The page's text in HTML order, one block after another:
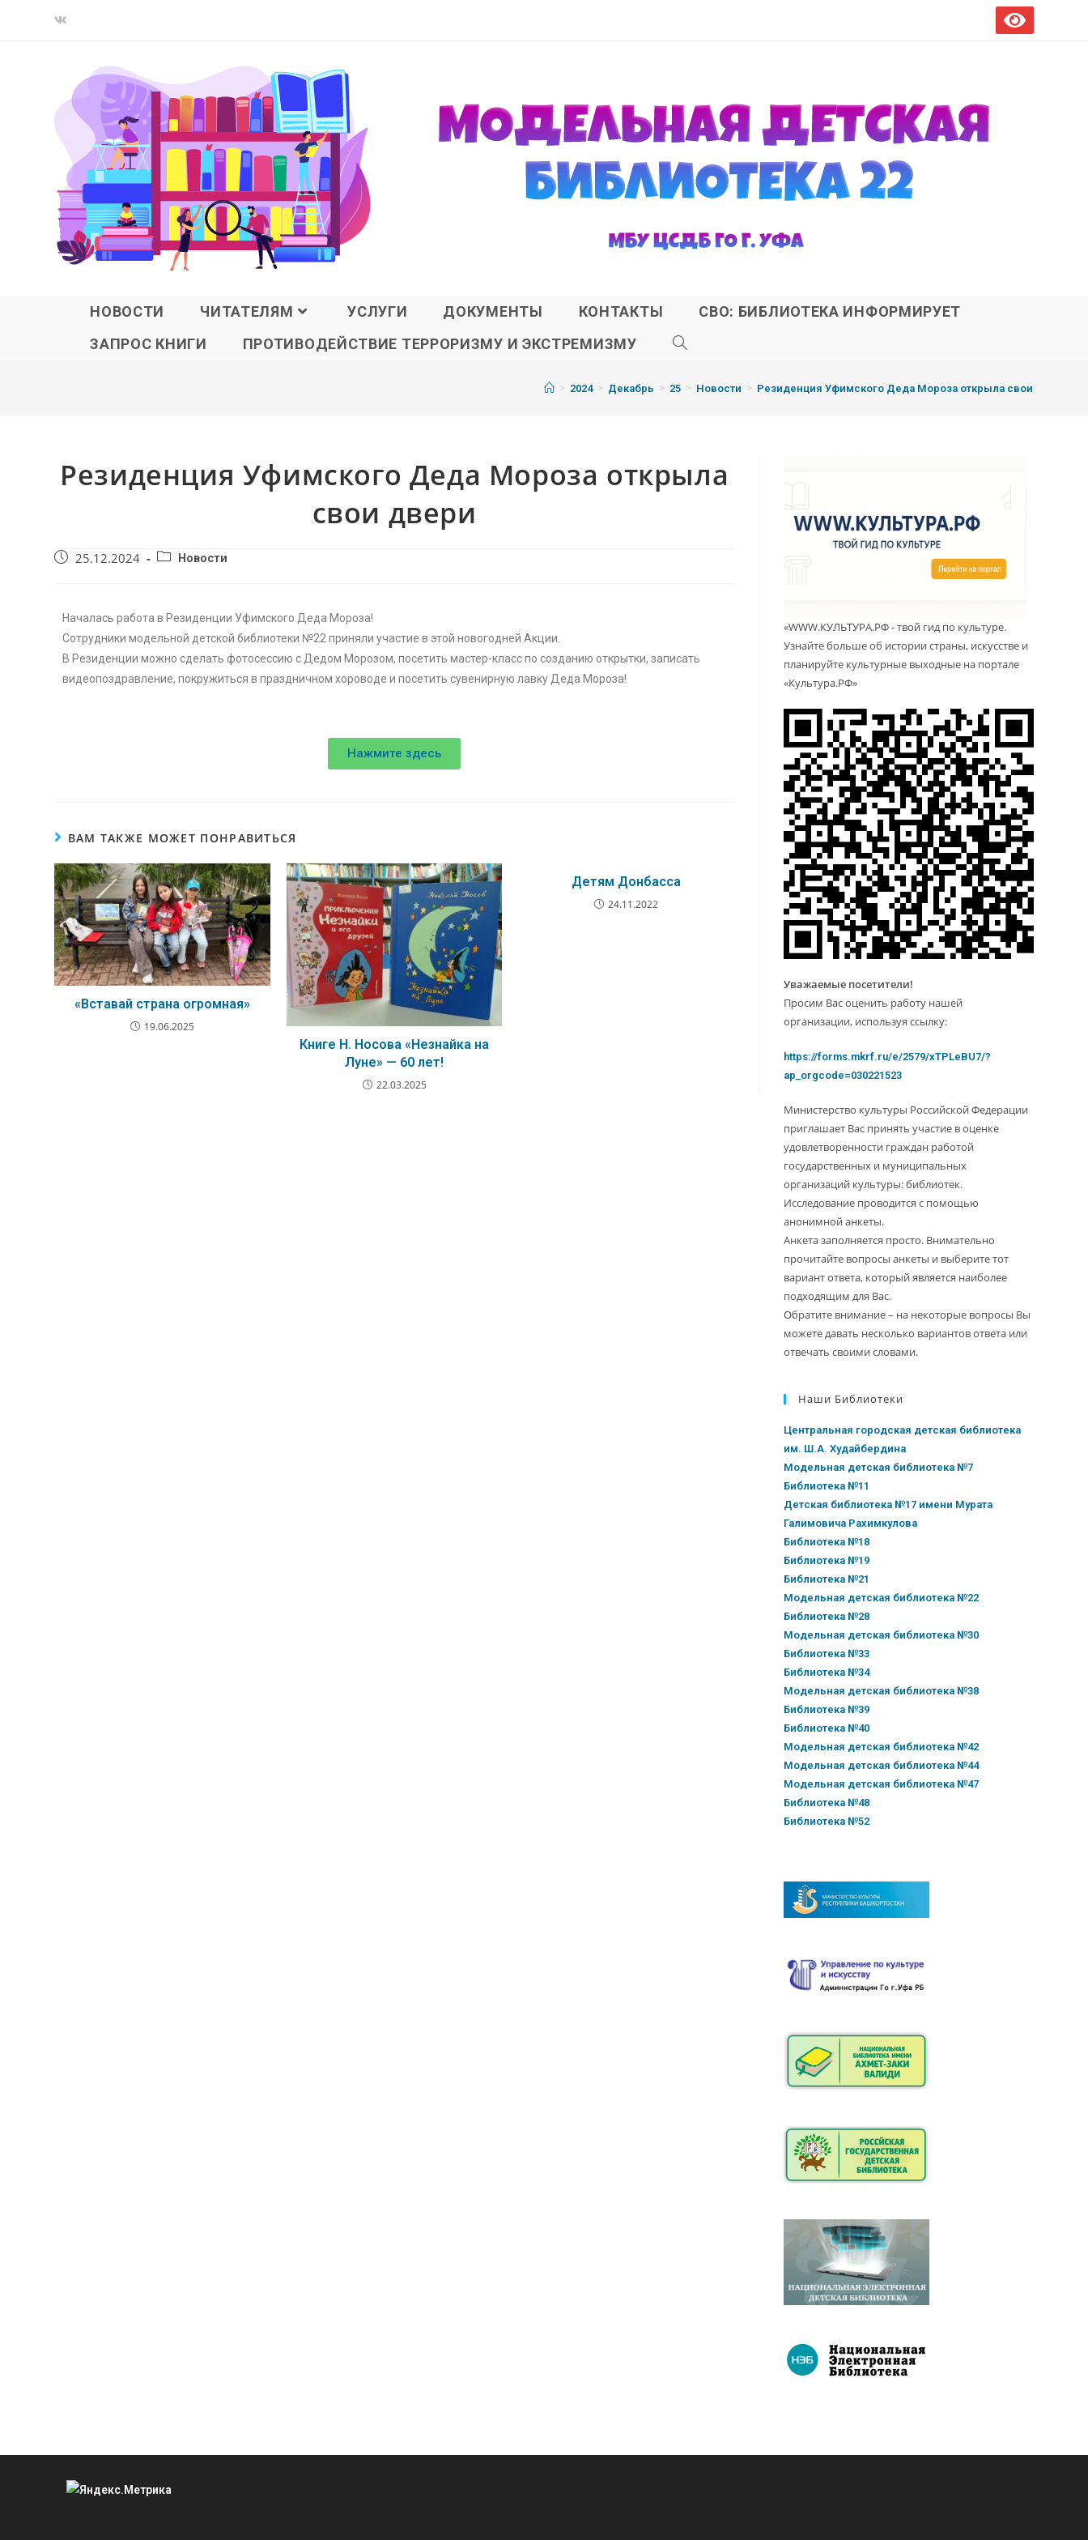
НОВОСТИ ЧИТАТЕЛЯМ УСЛУГИ ДОКУМЕНТЫ КОНТАКТЫ
СВО: БИБЛИОТЕКА ИНФОРМИРУЕТ
ЗАПРОС КНИГИ
ПРОТИВОДЕЙСТВИЕ ТЕРРОРИЗМУ И ЭКСТРЕМИЗМУ
> 2024 > Декабрь > 25 > Новости > Резиденция Уфимского Деда Мороза открыла свои двери
Резиденция Уфимского Деда Мороза открыла
свои двери
25.12.2024 Новости
Началась работа в Резиденции Уфимского Деда Мороза!
Сотрудники модельной детской библиотеки №22 приняли участие в этой новогодней Акции.
В Резиденции можно сделать фотосессию с Дедом Морозом, посетить мастер-класс по созданию открытки, записать
видеопоздравление, покружиться в праздничном хороводе и посетить сувенирную лавку Деда Мороза!
Нажмите здесь
ВАМ ТАКЖЕ МОЖЕТ ПОНРАВИТЬСЯ
«Вставай страна огромная»
19.06.2025
Книге Н. Носова «Незнайка на
Луне» — 60 лет!
22.03.2025
Детям Донбасса
24.11.2022
«WWW.КУЛЬТУРА.РФ - твой гид по культуре.
Узнайте больше об истории страны, искусстве и
планируйте культурные выходные на портале
«Культура.РФ»
Уважаемые посетители!
Просим Вас оценить работу нашей
организации, используя ссылку:
https://forms.mkrf.ru/e/2579/xTPLeBU7/?
ap_orgcode=030221523
Министерство культуры Российской Федерации
приглашает Вас принять участие в оценке
удовлетворенности граждан работой
государственных и муниципальных
организаций культуры: библиотек.
Исследование проводится с помощью
анонимной анкеты.
Анкета заполняется просто. Внимательно
прочитайте вопросы анкеты и выберите тот
вариант ответа, который является наиболее
подходящим для Вас.
Обратите внимание – на некоторые вопросы Вы
можете давать несколько вариантов ответа или
отвечать своими словами.
Наши Библиотеки
Центральная городская детская библиотека
им. Ш.А. Худайбердина
Модельная детская библиотека №7
Библиотека №11
Детская библиотека №17 имени Мурата
Галимовича Рахимкулова
Библиотека №18
Библиотека №19
Библиотека №21
Модельная детская библиотека №22
Библиотека №28
Модельная детская библиотека №30
Библиотека №33
Библиотека №34
Модельная детская библиотека №38
Библиотека №39
Библиотека №40
Модельная детская библиотека №42
Модельная детская библиотека №44
Модельная детская библиотека №47
Библиотека №48
Библиотека №52